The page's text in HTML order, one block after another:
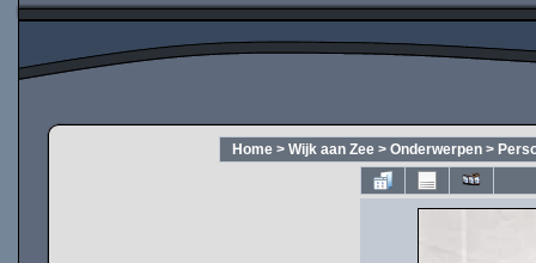
Home > Wijk aan Zee > Onderwerpen >